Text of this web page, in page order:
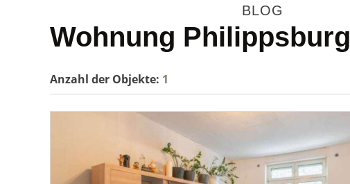
BLOG
Wohnung Philippsburg
Anzahl der Objekte: 1